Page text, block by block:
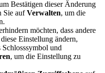
Bestätigen dieser Änderung
Sie aufVerwalten, um die
möchten, dass andere
Einstellung ändern,
und
, um die Einstellung zu